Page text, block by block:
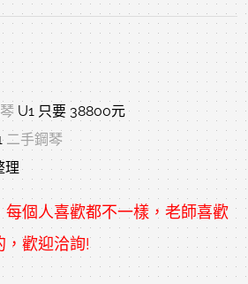
U1 只要 38800元
二手鋼琴
理
每個人喜歡都不一樣，老師喜歡
，歡迎洽詢!